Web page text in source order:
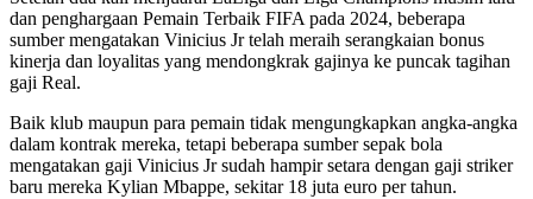
dan penghargaan Pemain Terbaik FIFA pada 2024, beberapa
sumber mengatakan Vinicius Jr telah meraih serangkaian bonus
kinerja dan loyalitas yang mendongkrak gajinya ke puncak tagihan
gaji Real.
Baik klub maupun para pemain tidak mengungkapkan angka-angka
dalam kontrak mereka, tetapi beberapa sumber sepak bola
mengatakan gaji Vinicius Jr sudah hampir setara dengan gaji striker
baru mereka Kylian Mbappe, sekitar 18 juta euro per tahun.